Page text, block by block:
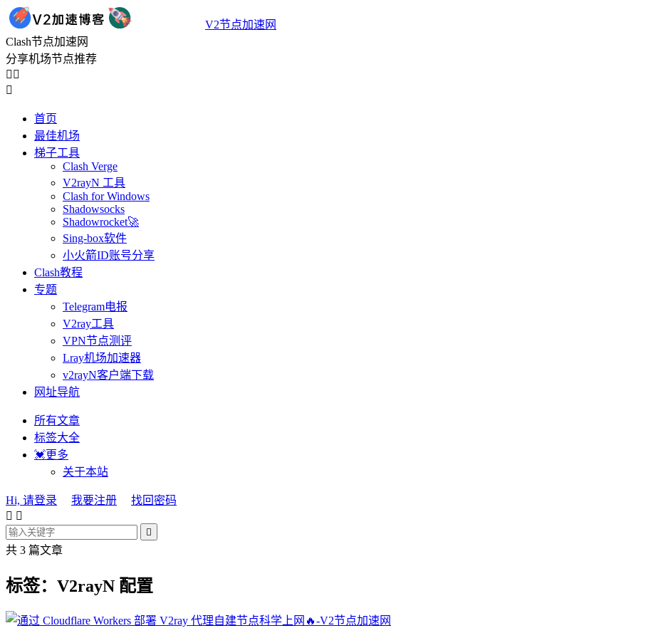
V2节点加速网
Clash节点加速网
分享机场节点推荐
 

首页
最佳机场
梯子工具
Clash Verge
V2rayN 工具
Clash for Windows
Shadowsocks
Shadowrocket🚀
Sing-box软件
小火箭ID账号分享
Clash教程
专题
Telegram电报
V2ray工具
VPN节点测评
Lray机场加速器
v2rayN客户端下载
网址导航
所有文章
标签大全
💓更多
关于本站
Hi, 请登录 我要注册
找回密码
 

共 3 篇文章
标签：V2rayN 配置